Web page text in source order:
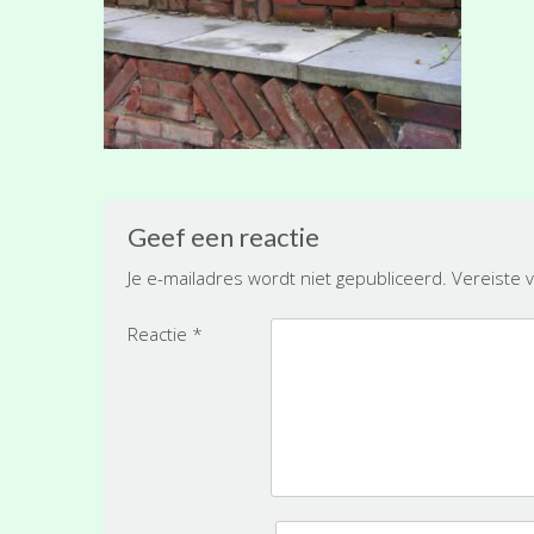
Geef een reactie
Je e-mailadres wordt niet gepubliceerd. Vereiste
Reactie *